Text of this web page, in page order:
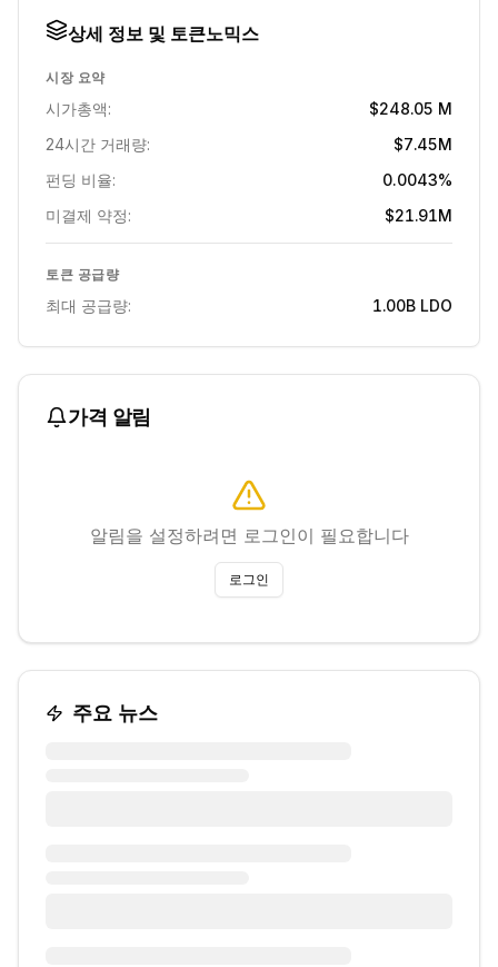
상세 정보 및 토큰노믹스
시장 요약
시가총액:
$248.05 M
24시간 거래량:
$7.45M
펀딩 비율:
0.0043%
미결제 약정:
$21.91M
토큰 공급량
최대 공급량: 1.00B LDO
가격 알림
알림을 설정하려면 로그인이 필요합니다
로그인
주요 뉴스